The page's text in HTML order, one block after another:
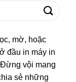
mờ, hoặc
đầu in máy in
vội mang
sẻ những